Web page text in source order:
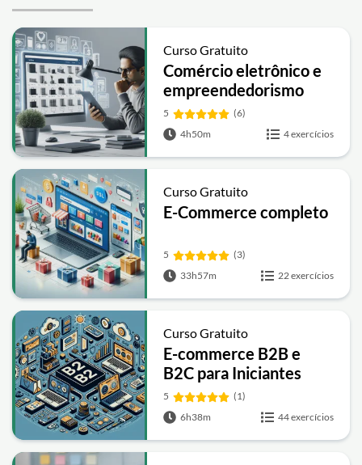
Curso Gratuito
Comércio eletrônico e
empreendedorismo
5
(6)
4h50m
4 exercícios
Curso Gratuito
E-Commerce completo
5
(3)
33h57m
22 exercícios
Curso Gratuito
E-commerce B2B e
B2C para Iniciantes
5
(1)
6h38m
44 exercícios